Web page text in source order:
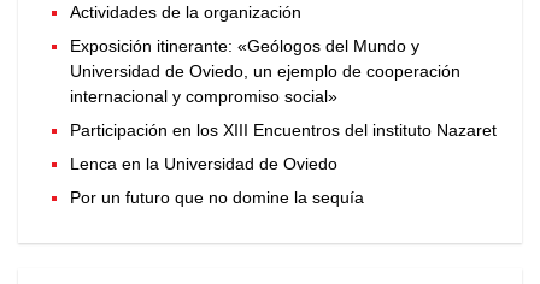
Actividades de la organización
Exposición itinerante: «Geólogos del Mundo y
Universidad de Oviedo, un ejemplo de cooperación
internacional y compromiso social»
Participación en los XIII Encuentros del instituto Nazaret
Lenca en la Universidad de Oviedo
Por un futuro que no domine la sequía